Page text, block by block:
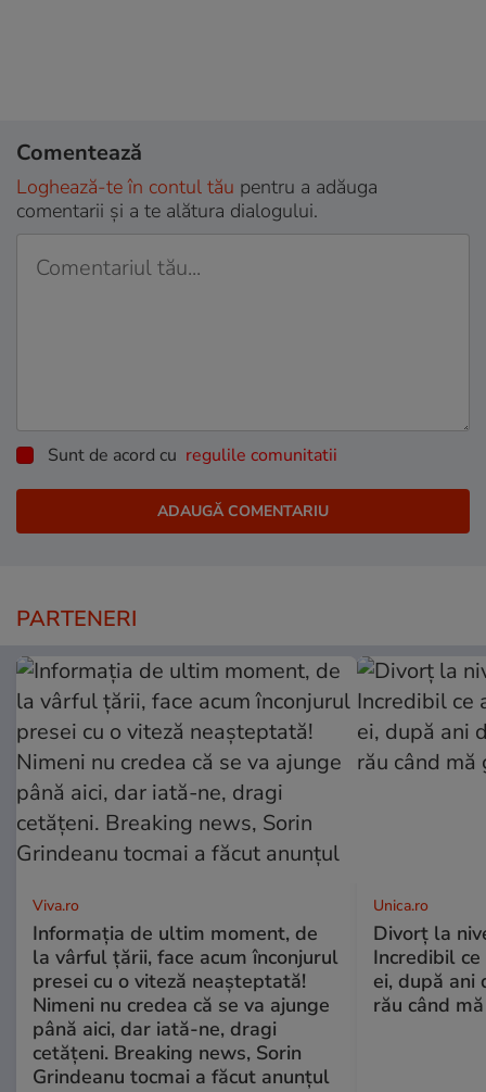
Comentează
Loghează-te în contul tău pentru a adăuga
comentarii și a te alătura dialogului.
Sunt de acord cu regulile comunitatii
PARTENERI
Viva.ro
Informația de ultim moment, de
la vârful țării, face acum înconjurul
presei cu o viteză neașteptată!
Nimeni nu credea că se va ajunge
până aici, dar iată-ne, dragi
cetățeni. Breaking news, Sorin
Grindeanu tocmai a făcut anunțul
Unica.ro
Divorț la
Incredibil
ei, după ani
rău când